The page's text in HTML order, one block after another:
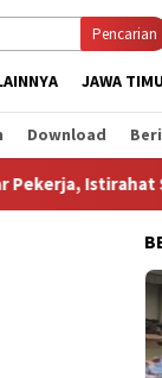
Pencarian
JAWA
Download
Istirahat Salah